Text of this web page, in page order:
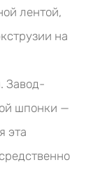
лентой,
на
Завод-
шпонки —
эта